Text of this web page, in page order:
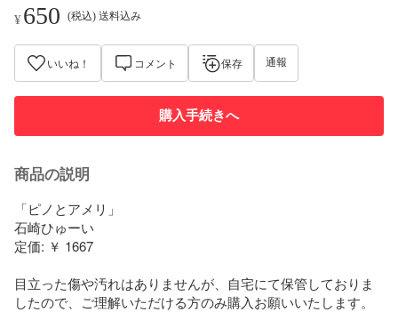
¥650 (税込) 送料込み
いいね！ コメント 保存 通報
購入手続きへ
商品の説明
「ピノとアメリ」
石崎ひゅーい
定価: ￥ 1667
目立った傷や汚れはありませんが、自宅にて保管しておりま
したので、ご理解いただける方のみ購入お願いいたします。